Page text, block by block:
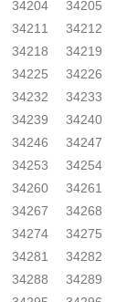
34204
34205
34211
34212
34218
34219
34225
34226
34232
34233
34239
34240
34246
34247
34253
34254
34260
34261
34267
34268
34274
34275
34281
34282
34288
34289